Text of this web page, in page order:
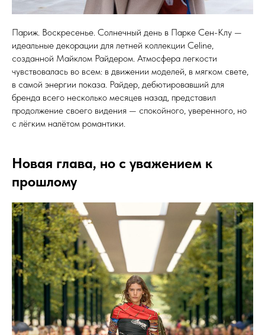
Париж. Воскресенье. Солнечный день в Парке Сен-Клу —
идеальные декорации для летней коллекции Celine,
созданной Майклом Райдером. Атмосфера легкости
чувствовалась во всем: в движении моделей, в мягком свете,
в самой энергии показа. Райдер, дебютировавший для
бренда всего несколько месяцев назад, представил
продолжение своего видения — спокойного, уверенного, но
с лёгким налётом романтики.
Новая глава, но с уважением к
прошлому